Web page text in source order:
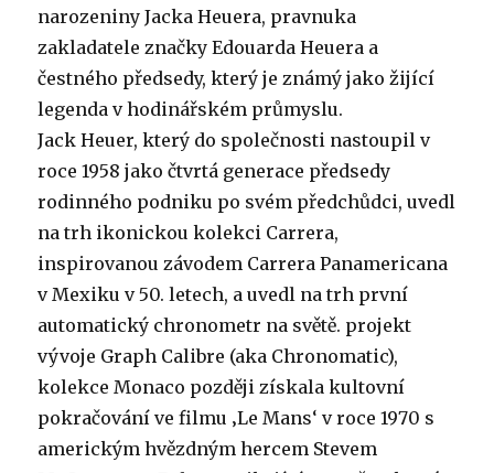
narozeniny Jacka Heuera, pravnuka
zakladatele značky Edouarda Heuera a
čestného předsedy, který je známý jako žijící
legenda v hodinářském průmyslu.
Jack Heuer, který do společnosti nastoupil v
roce 1958 jako čtvrtá generace předsedy
rodinného podniku po svém předchůdci, uvedl
na trh ikonickou kolekci Carrera,
inspirovanou závodem Carrera Panamericana
v Mexiku v 50. letech, a uvedl na trh první
automatický chronometr na světě. projekt
vývoje Graph Calibre (aka Chronomatic),
kolekce Monaco později získala kultovní
pokračování ve filmu ‚Le Mans‘ v roce 1970 s
americkým hvězdným hercem Stevem